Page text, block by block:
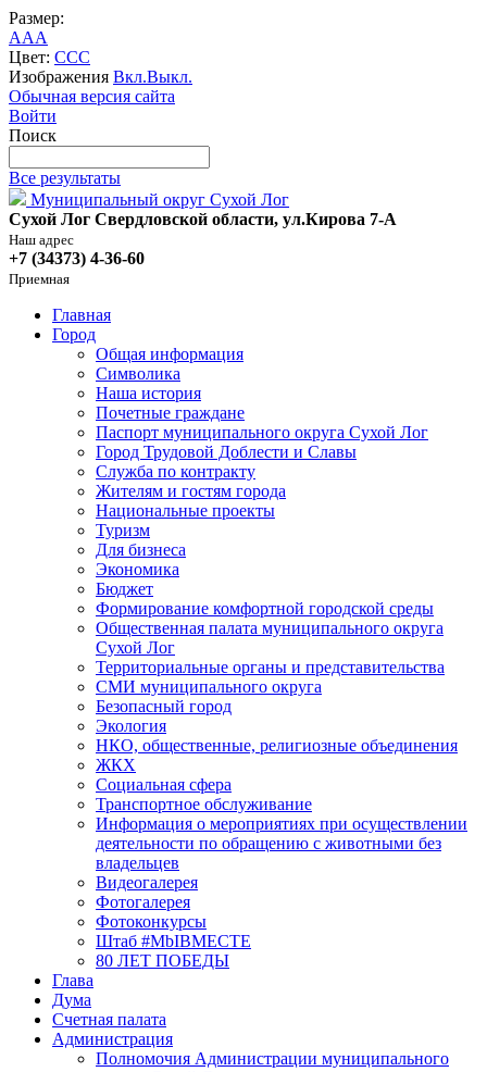
Размер:
AAA
Цвет: CCC
Изображения Вкл.Выкл.
Обычная версия сайта
Войти
Поиск
Все результаты
Муниципальный округ Сухой Лог
Сухой Лог Свердловской области, ул.Кирова 7-А
Наш адрес
+7 (34373) 4-36-60
Приемная
Главная
Город
Общая информация
Символика
Наша история
Почетные граждане
Паспорт муниципального округа Сухой Лог
Город Трудовой Доблести и Славы
Служба по контракту
Жителям и гостям города
Национальные проекты
Туризм
Для бизнеса
Экономика
Бюджет
Формирование комфортной городской среды
Общественная палата муниципального округа
Сухой Лог
Территориальные органы и представительства
СМИ муниципального округа
Безопасный город
Экология
НКО, общественные, религиозные объединения
ЖКХ
Социальная сфера
Транспортное обслуживание
Информация о мероприятиях при осуществлении
деятельности по обращению с животными без
владельцев
Видеогалерея
Фотогалерея
Фотоконкурсы
Штаб #MbIBMECTE
80 ЛЕТ ПОБЕДЫ
Глава
Дума
Счетная палата
Администрация
Полномочия Администрации муниципального